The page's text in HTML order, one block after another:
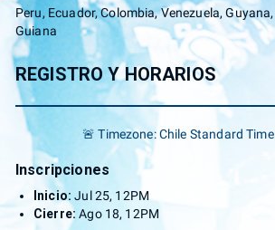
Peru, Ecuador, Colombia, Venezuela,
Guiana
REGISTRO Y HORARIOS
🚨 Timezone: Chile Standard Time
Inscripciones
Inicio: Jul 25, 12PM
Cierre: Ago 18, 12PM